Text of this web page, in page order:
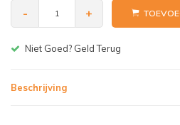
- +
Gratis bezorgen v.a. € 150,-(NL)
Beschrijving